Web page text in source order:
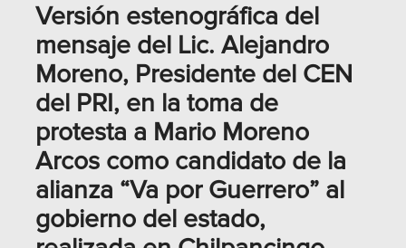
Versión estenográfica del
mensaje del Lic. Alejandro
Moreno, Presidente del CEN
del PRI, en la toma de
protesta a Mario Moreno
Arcos como candidato de la
alianza “Va por Guerrero” al
gobierno del estado,